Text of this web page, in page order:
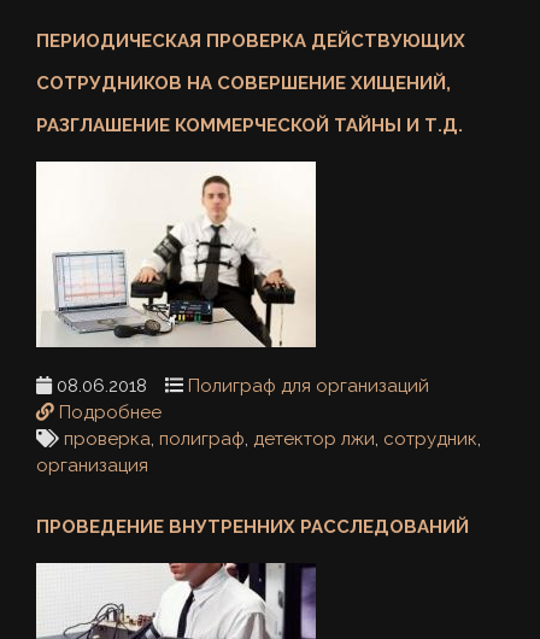
ПЕРИОДИЧЕСКАЯ ПРОВЕРКА ДЕЙСТВУЮЩИХ
СОТРУДНИКОВ НА СОВЕРШЕНИЕ ХИЩЕНИЙ,
РАЗГЛАШЕНИЕ КОММЕРЧЕСКОЙ ТАЙНЫ И Т.Д.
08.06.2018
Полиграф для организаций
Подробнее
проверка, полиграф, детектор лжи, сотрудник,
организация
ПРОВЕДЕНИЕ ВНУТРЕННИХ РАССЛЕДОВАНИЙ